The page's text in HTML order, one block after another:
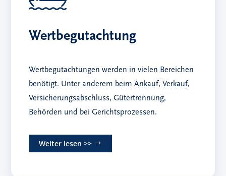
Wertbegutachtung
Wertbegutachtungen werden in vielen Bereichen
benötigt. Unter anderem beim Ankauf, Verkauf,
Versicherungsabschluss, Gütertrennung,
Behörden und bei Gerichtsprozessen.
Weiter lesen >>